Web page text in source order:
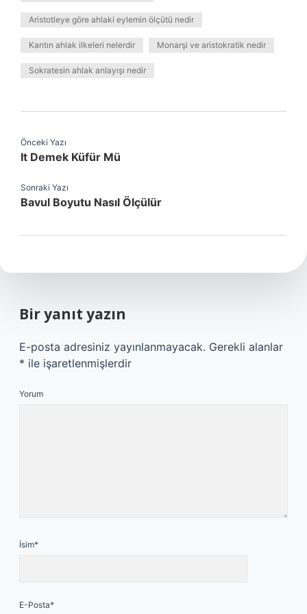
Aristotleye göre ahlaki eylemin ölçütü nedir
Kantın ahlak ilkeleri nelerdir Monarşi ve aristokratik nedir
Sokratesin ahlak anlayışı nedir
Önceki Yazı
It Demek Küfür Mü
Sonraki Yazı
Bavul Boyutu Nasıl Ölçülür
Bir yanıt yazın
E-posta adresiniz yayınlanmayacak. Gerekli alanlar
* ile işaretlenmişlerdir
Yorum
İsim*
E-Posta*